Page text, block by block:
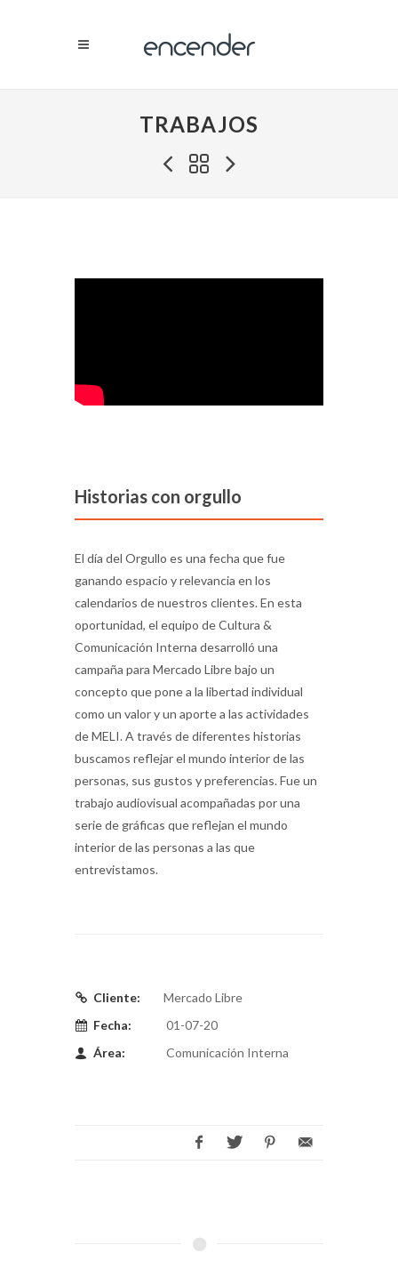
TRABAJOS
Historias con orgullo
El día del Orgullo es una fecha que fue
ganando espacio y relevancia en los
calendarios de nuestros clientes. En esta
oportunidad, el equipo de Cultura &
Comunicación Interna desarrolló una
campaña para Mercado Libre bajo un
concepto que pone a la libertad individual
como un valor y un aporte a las actividades
de MELI. A través de diferentes historias
buscamos reflejar el mundo interior de las
personas, sus gustos y preferencias. Fue un
trabajo audiovisual acompañadas por una
serie de gráficas que reflejan el mundo
interior de las personas a las que
entrevistamos.
Cliente:
Mercado Libre
Fecha:
01-07-20
Área:
Comunicación Interna